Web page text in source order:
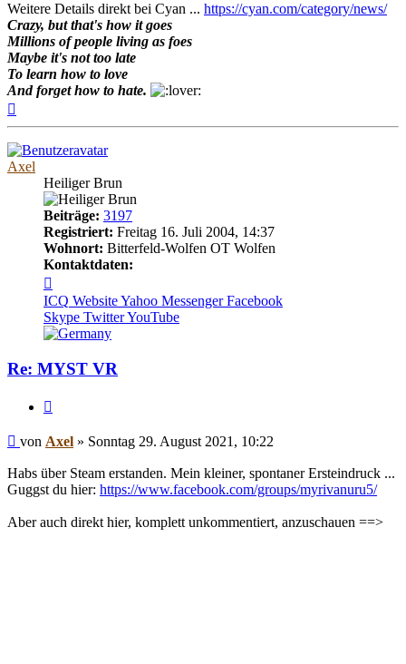
Weitere Details direkt bei Cyan ... https://cyan.com/category/news/
Crazy, but that's how it goes
Millions of people living as foes
Maybe it's not too late
To learn how to love
And forget how to hate.
oben
Axel
Heiliger Brun
Beiträge: 3197
Registriert: Freitag 16. Juli 2004, 14:37
Wohnort: Bitterfeld-Wolfen OT Wolfen
Kontaktdaten:
von
Axel
ICQ WebsiteYahoo Messenger Facebook
Skype TwitterYouTube
Re: MYST VR
Beitrag
von Axel » Sonntag 29. August 2021, 10:22
Habs über Steam erstanden. Mein kleiner, spontaner Ersteindruck ...
Guggst du hier: https://www.facebook.com/groups/myrivanuru5/
Aber auch direkt hier, komplett unkommentiert, anzuschauen ==>